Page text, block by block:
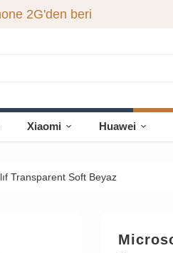
2G'den beri
Xiaomi Huawei
Transparent Soft Beyaz